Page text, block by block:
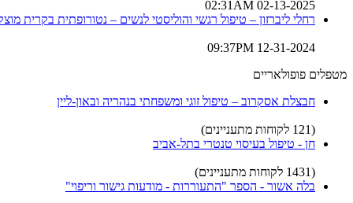
02-13-2025 02:31AM
רחלי ליברזון – טיפול רגשי והוליסטי לנשים – נטורופתית בקרית
12-31-2024 09:37PM
מטפלים פופולאריים
חבצלת אסקרוב – טיפול זוגי ומשפחתי בנהריה ובאון-ליין
(121 לקוחות מתעניינים)
חן - טיפול בעיסוי טנטרי בתל-אביב
(1431 לקוחות מתעניינים)
בלה אשור - הספר "התעוררות - מודעות גישור וריפוי"